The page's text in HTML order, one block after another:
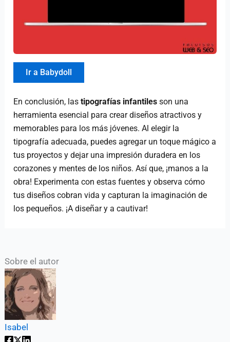
Ir a Babydoll
En conclusión, lastipografías infantiles son una
herramienta esencial para crear diseños atractivos y
memorables para los más jóvenes. Al elegir la
tipografía adecuada, puedes agregar un toque mágico a
tus proyectos y dejar una impresión duradera en los
corazones y mentes de los niños. Así que, ¡manos a la
obra! Experimenta con estas fuentes y observa cómo
tus diseños cobran vida y capturan la imaginación de
los pequeños. ¡A diseñar y a cautivar!
Sobre el autor
Isabel